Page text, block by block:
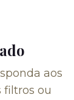
aos
filtros ou